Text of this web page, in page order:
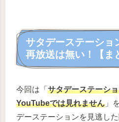
サタデーステーショ
再放送は無い！【ま
今回は「 サタデーステーシ
YouTubeでは見れません 」
デーステーションを見逃し